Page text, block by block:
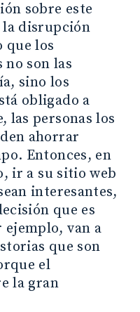
sobre este
la disrupción
que los
son las
sino los
obligado a
las personas los
ahorrar
Entonces, en
ir a su sitio web
interesantes,
que es
van a
que son
el
la gran